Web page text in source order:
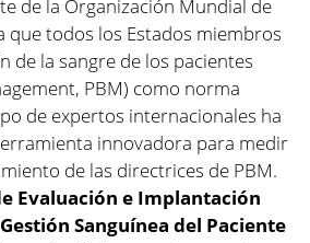
de la Organización Mundial de
que todos los Estados miembros
de la sangre de los pacientes
PBM) como norma
de expertos internacionales ha
innovadora para medir
de las directrices de PBM.
Evaluación e Implantación
Sanguínea del Paciente